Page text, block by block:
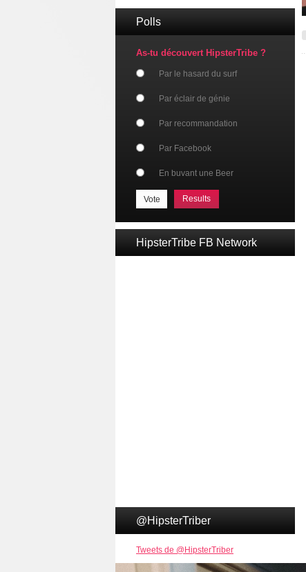
Polls
As-tu découvert HipsterTribe ?
Par le hasard du surf
Par éclair de génie
Par recommandation
Par Facebook
En buvant une Beer
Results
HipsterTribe FB Network
@HipsterTriber
Tweets de @HipsterTriber